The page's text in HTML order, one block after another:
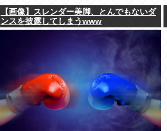
【画像】スレンダー美脚、とんでもないダ
ンスを披露してしまうwww